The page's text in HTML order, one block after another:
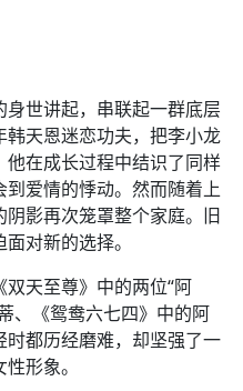
世讲起，串联起一群底层
天恩迷恋功夫，把李小龙
在成长过程中结识了同样
爱情的悸动。然而随着上
影再次笼罩整个家庭。旧
对新的选择。
天至尊》中的两位“阿
、《鸳鸯六七四》中的阿
都历经磨难，却坚强了一
形象。